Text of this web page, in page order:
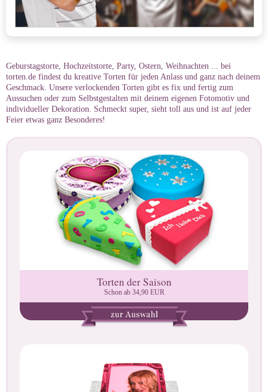
Geburstagstorte, Hochzeitstorte, Party, Ostern, Weihnachten ... bei
torten.de findest du kreative Torten für jeden Anlass und ganz nach deinem
Geschmack. Unsere verlockenden Torten gibt es fix und fertig zum
Aussuchen oder zum Selbstgestalten mit deinem eigenen Fotomotiv und
individueller Dekoration. Schmeckt super, sieht toll aus und ist auf jeder
Feier etwas ganz Besonderes!
Torten der Saison
Schon ab 34,90 EUR